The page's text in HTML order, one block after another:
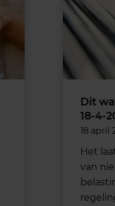
Dit
18-4-
18 april
Het
van